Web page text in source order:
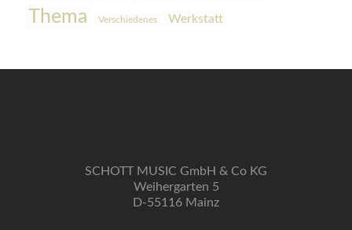
Thema Verschiedenes Werkstatt
SCHOTT MUSIC GmbH & Co KG
Weihergarten 5
D-55116 Mainz